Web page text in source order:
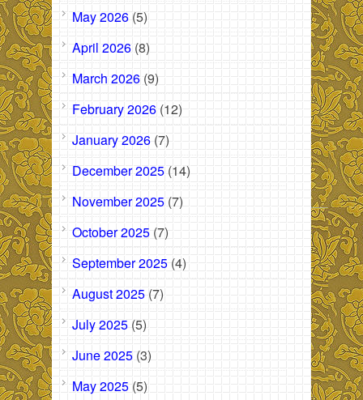
May 2026 (5)
April 2026 (8)
March 2026 (9)
February 2026 (12)
January 2026 (7)
December 2025 (14)
November 2025 (7)
October 2025 (7)
September 2025 (4)
August 2025 (7)
July 2025 (5)
June 2025 (3)
May 2025 (5)